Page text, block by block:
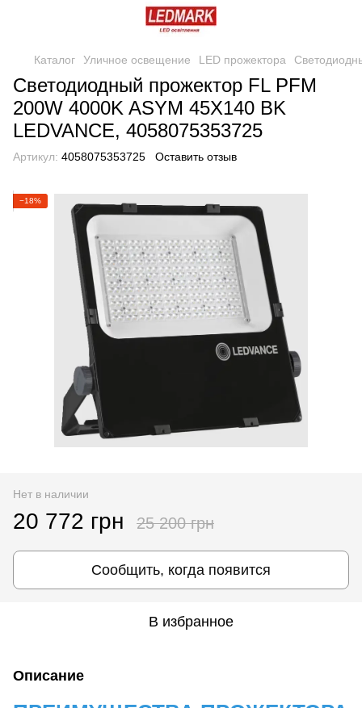
Каталог Уличное освещение LED прожектора
Светодиодный прожектор FL PFM
200W 4000K ASYM 45X140 BK
LEDVANCE, 4058075353725
Артикул: 4058075353725 Оставить отзыв
−18%
Нет в наличии
20 772 грн 25 200 грн
Сообщить, когда появится
В избранное
Описание